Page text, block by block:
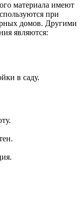
материала имеют
при
домов. Другими
являются:
в саду.